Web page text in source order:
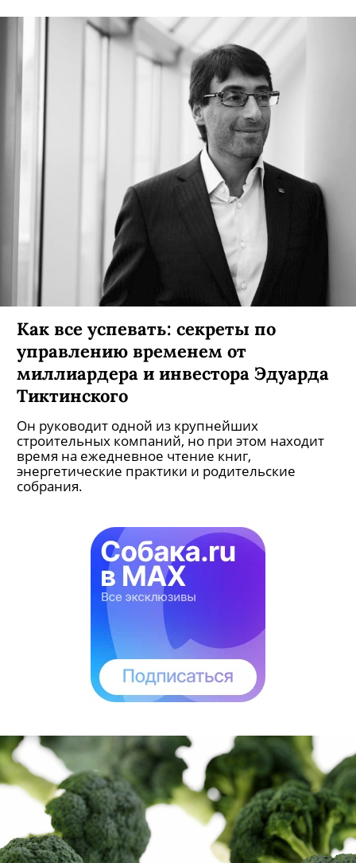
Как все успевать: секреты по
управлению временем от
миллиардера и инвестора Эдуарда
Тиктинского
Он руководит одной из крупнейших
строительных компаний, но при этом находит
время на ежедневное чтение книг,
энергетические практики и родительские
собрания.